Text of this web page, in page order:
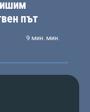
път
9 мин. мин.